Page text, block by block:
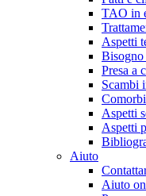
TAO in
Aspetti
Bisogno
Presa a
Scambi
Aspetti
Aspetti
Aiuto
Aiuto